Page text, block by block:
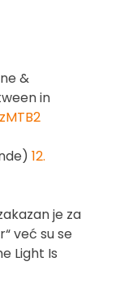
&
in
12.
je za
već su se
Light Is